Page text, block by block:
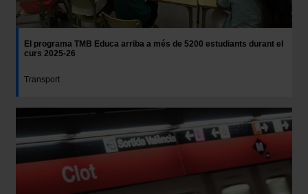
El programa TMB Educa arriba a més de 5200 estudiants durant el
curs 2025-26
Transport